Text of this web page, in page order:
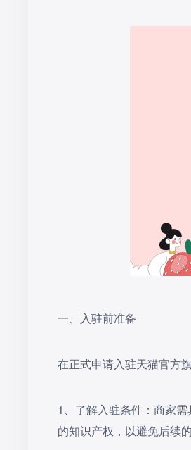
一、入驻前准备
在正式申请入驻天猫官方
1‌、了解入驻条件‌：商家
的知识产权，以避免后续